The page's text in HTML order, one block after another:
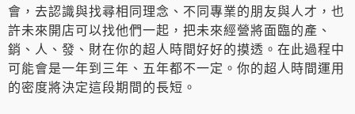
會，去認識與找尋相同理念、不同專業的朋友與人才，也
許未來開店可以找他們一起，把未來經營將面臨的產、
銷、人、發、財在你的超人時間好好的摸透。在此過程中
可能會是一年到三年、五年都不一定。你的超人時間運用
的密度將決定這段期間的長短。